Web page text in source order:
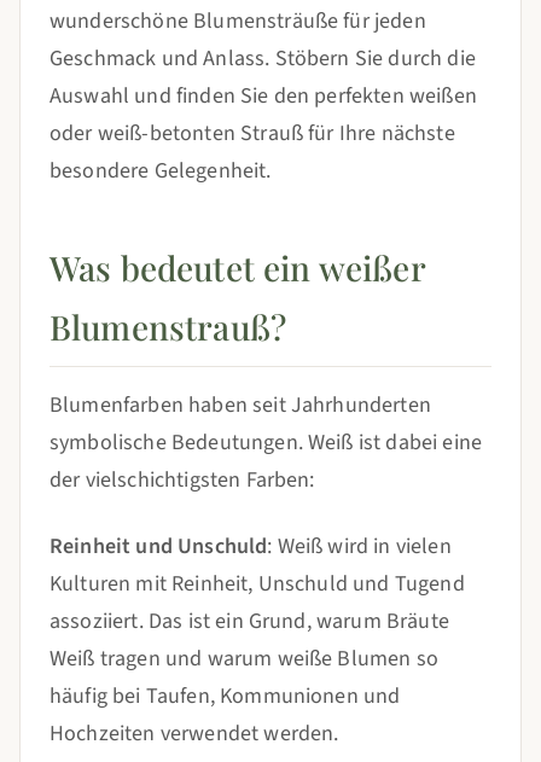
wunderschöne Blumensträuße für jeden
Geschmack und Anlass. Stöbern Sie durch die
Auswahl und finden Sie den perfekten weißen
oder weiß-betonten Strauß für Ihre nächste
besondere Gelegenheit.
Was bedeutet ein weißer
Blumenstrauß?
Blumenfarben haben seit Jahrhunderten
symbolische Bedeutungen. Weiß ist dabei eine
der vielschichtigsten Farben:
Reinheit und Unschuld: Weiß wird in vielen
Kulturen mit Reinheit, Unschuld und Tugend
assoziiert. Das ist ein Grund, warum Bräute
Weiß tragen und warum weiße Blumen so
häufig bei Taufen, Kommunionen und
Hochzeiten verwendet werden.